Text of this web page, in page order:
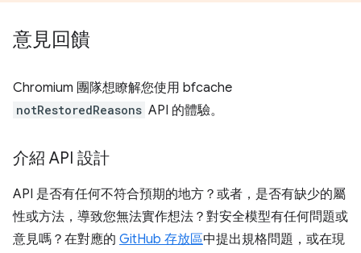
意見回饋
Chromium 團隊想瞭解您使用 bfcache
notRestoredReasons API 的體驗。
介紹 API 設計
API 是否有任何不符合預期的地方？或者，是否有缺少的屬
性或方法，導致您無法實作想法？對安全模型有任何問題或
意見嗎？在對應的 GitHub 存放區中提出規格問題，或在現